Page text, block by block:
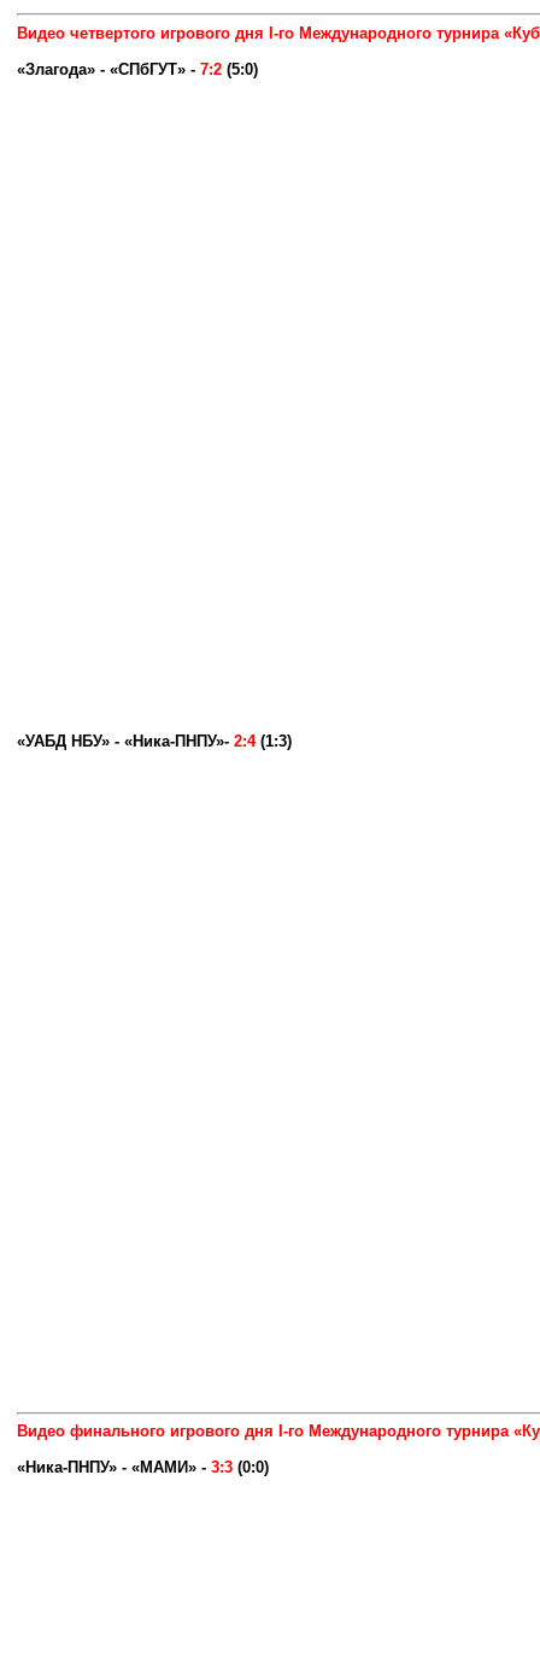
Видео четвертого игрового дня I-го Международного турнира
«Злагода» - «СПбГУТ» - 7:2 (5:0)
«УАБД НБУ» - «Ника-ПНПУ»- 2:4(1:3)
Видео финального игрового дня I-го Международного турнира
«Ника-ПНПУ» - «МАМИ» - 3:3 (0:0)